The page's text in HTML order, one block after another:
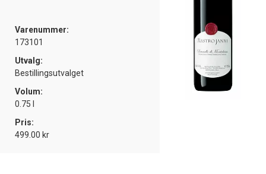
Varenummer:
173101
Utvalg:
Bestillingsutvalget
Volum:
0.75 l
Pris:
499.00 kr